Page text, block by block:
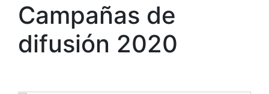
Campañas de
difusión 2020